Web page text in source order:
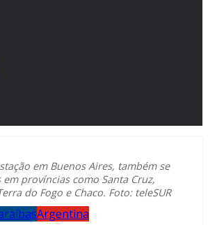
em Buenos Aires, também se
províncias como Santa Cruz,
do Fogo e Chaco. Foto: teleSUR
Argentina